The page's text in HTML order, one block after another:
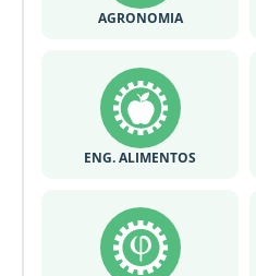
AGRONOMIA
ENG. ALIMENTOS